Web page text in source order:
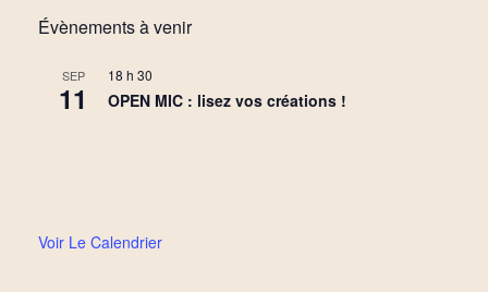
Évènements à venir
SEP
11
18 h 30
OPEN MIC : lisez vos créations !
Voir Le Calendrier